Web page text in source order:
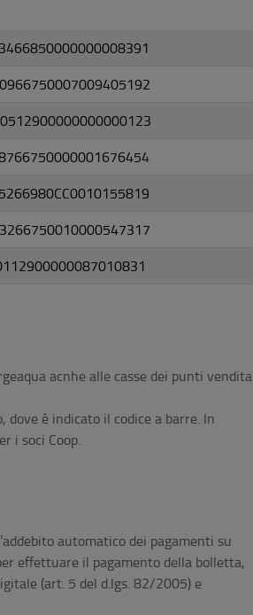
acnhe alle casse dei punti vendita
è indicato il codice a barre. In
i soci Coop.
automatico dei pagamenti su
effettuare il pagamento della bolletta,
(art. 5 del d.lgs. 82/2005) e